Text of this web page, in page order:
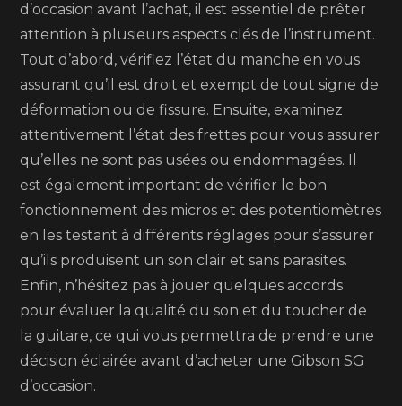
d’occasion avant l’achat, il est essentiel de prêter
attention à plusieurs aspects clés de l’instrument.
Tout d’abord, vérifiez l’état du manche en vous
assurant qu’il est droit et exempt de tout signe de
déformation ou de fissure. Ensuite, examinez
attentivement l’état des frettes pour vous assurer
qu’elles ne sont pas usées ou endommagées. Il
est également important de vérifier le bon
fonctionnement des micros et des potentiomètres
en les testant à différents réglages pour s’assurer
qu’ils produisent un son clair et sans parasites.
Enfin, n’hésitez pas à jouer quelques accords
pour évaluer la qualité du son et du toucher de
la guitare, ce qui vous permettra de prendre une
décision éclairée avant d’acheter une Gibson SG
d’occasion.